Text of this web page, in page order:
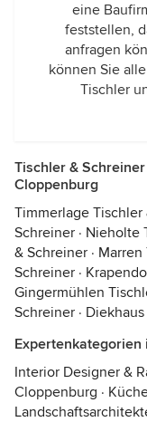
eine
feststellen,
anfragen
können Sie
Tischler
Tischler &
Cloppenburg
Timmerlage Tischler
Schreiner · Nieholte
& Schreiner ·
Schreiner ·
Gingermühlen
Schreiner ·
Interior Designer &
Cloppenburg ·